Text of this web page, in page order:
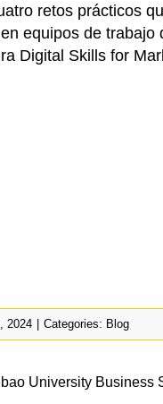
Becas y
Estudiar
Contacto
retos prácticos
equipos de trabajo
Digital Skills for
2024 Categories: Blog
University Business